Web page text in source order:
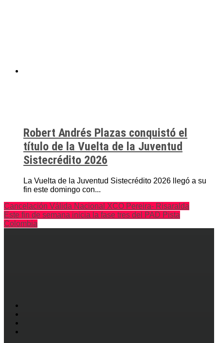
Robert Andrés Plazas conquistó el
título de la Vuelta de la Juventud
Sistecrédito 2026
La Vuelta de la Juventud Sistecrédito 2026 llegó a su
fin este domingo con...
Cancelación Válida Nacional XCO Pereira- Risaralda
Este fin de semana inicia la fase tres del PAD Pista
Colombia